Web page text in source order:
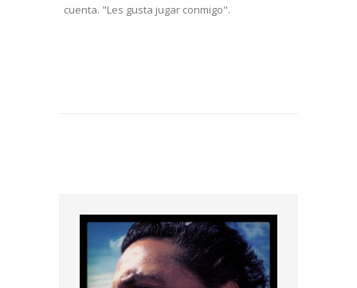
cuenta. "Les gusta jugar conmigo".